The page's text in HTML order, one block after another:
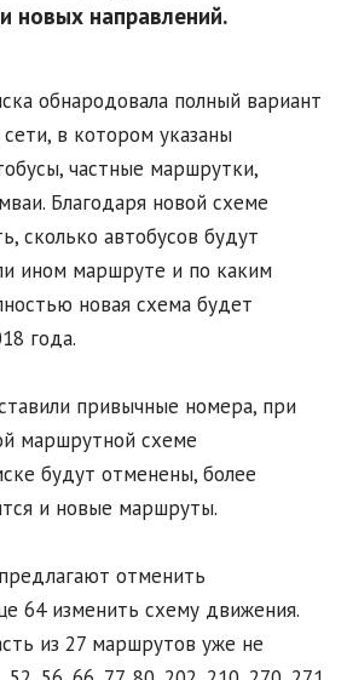
новых направлений.
обнародовала полный вариант
в котором указаны
частные маршрутки,
Благодаря новой схеме
сколько автобусов будут
ином маршруте и по каким
новая схема будет
года.
привычные номера, при
маршрутной схеме
будут отменены, более
и новые маршруты.
отменить
64 изменить схему движения.
из 27 маршрутов уже не